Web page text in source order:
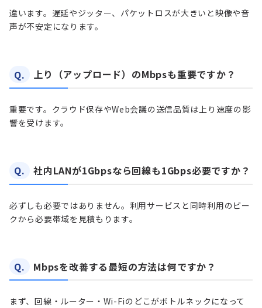
違います。遅延やジッター、パケットロスが大きいと映像や音
声が不安定になります。
Q. 上り（アップロード）のMbpsも重要ですか？
重要です。クラウド保存やWeb会議の送信品質は上り速度の影
響を受けます。
Q. 社内LANが1Gbpsなら回線も1Gbps必要ですか？
必ずしも必要ではありません。利用サービスと同時利用のピー
クから必要帯域を見積もります。
Q. Mbpsを改善する最短の方法は何ですか？
まず、回線・ルーター・Wi-Fiのどこがボトルネックになって